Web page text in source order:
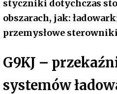
styczniki dotychczas
obszarach, jak:
przemysłowe
G9KJ –
systemów